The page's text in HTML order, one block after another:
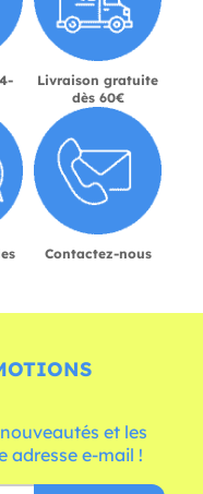
Livraison gratuite
dès 60€
Contactez-nous
et les
adresse e-mail !